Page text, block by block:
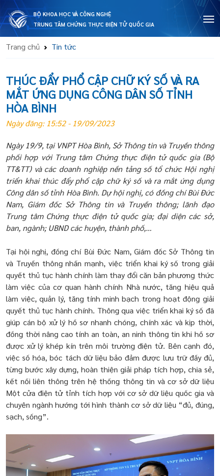
BỘ KHOA HỌC VÀ CÔNG NGHỆ
TRUNG TÂM CHỨNG THỰC ĐIỆN TỬ QUỐC GIA
Trang chủ Tin tức
THÚC ĐẨY PHỔ CẬP CHỮ KÝ SỐ VÀ RA
MẮT ỨNG DỤNG CÔNG DÂN SỐ TỈNH
HÒA BÌNH
Ngày đăng: 15:52 - 19/09/2023
Ngày 19/9, tại VNPT Hòa Bình, Sở Thông tin và Truyền thông
phối hợp với Trung tâm Chứng thực điện tử quốc gia (Bộ
TT&TT) và các doanh nghiệp nền tảng số tổ chức Hội nghị
triển khai thúc đẩy phổ cập chữ ký số và ra mắt ứng dụng
Công dân số tỉnh Hòa Bình. Dự hội nghị, có đồng chí Bùi Đức
Nam, Giám đốc Sở Thông tin và Truyền thông; lãnh đạo
Trung tâm Chứng thực điện tử quốc gia; đại diện các sở,
ban, ngành; UBND các huyện, thành phố,…
Tại hội nghị, đồng chí Bùi Đức Nam, Giám đốc Sở Thông tin
và Truyền thông nhấn mạnh, việc triển khai ký số trong giải
quyết thủ tục hành chính làm thay đổi căn bản phương thức
làm việc của cơ quan hành chính Nhà nước, tăng hiệu quả
làm việc, quản lý, tăng tính minh bạch trong hoạt động giải
quyết thủ tục hành chính. Thông qua việc triển khai ký số đã
giúp cán bộ xử lý hồ sơ nhanh chóng, chính xác và kịp thời,
đồng thời nâng cao tính an toàn, an ninh thông tin khi hồ sơ
được xử lý khép kín trên môi trường điện tử. Bên cạnh đó,
việc số hóa, bóc tách dữ liệu bảo đảm được lưu trữ đầy đủ,
từng bước xây dựng, hoàn thiện giải pháp tích hợp, chia sẻ,
kết nối liên thông trên hệ thống thông tin và cơ sở dữ liệu
Một cửa điện tử tỉnh tích hợp với cơ sở dữ liệu quốc gia và
chuyên ngành hướng tới hình thành cơ sở dữ liệu “đủ, đúng,
sạch, sống”.